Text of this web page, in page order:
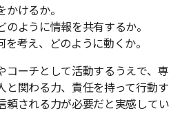
けるか。
ように情報を共有するか。
考え、どのように動くか。
コーチとして活動するうえで、専
と関わる力、責任を持って行動す
頼される力が必要だと実感してい